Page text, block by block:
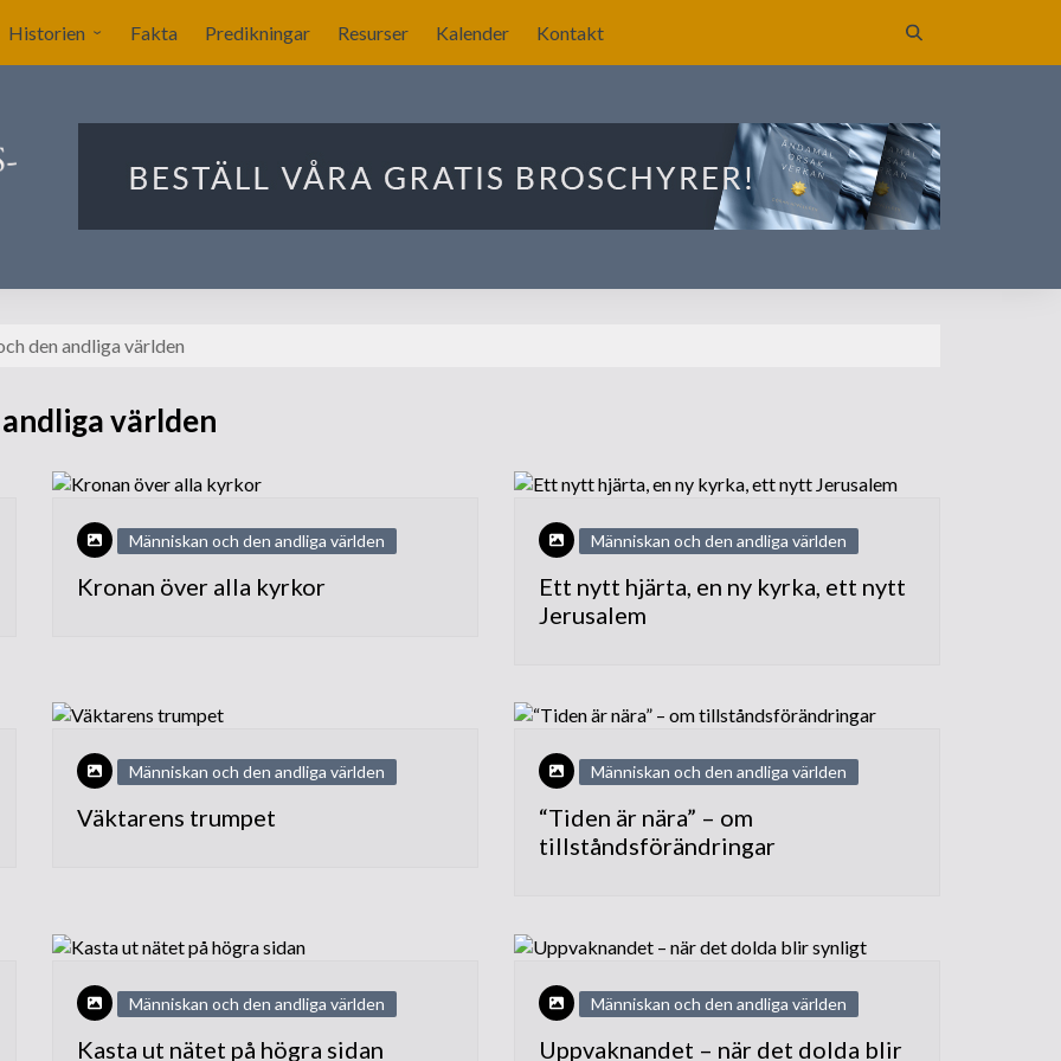
Historien
Sällskapet Nya Kyrkans
Nya försök att komma
Förslag på ritningar till
kyrkan i Stockholm
Ekonomin för
tempelbygget
Grundstenen läggs
Internationella möten
Fakta Predikningar Resurser Kalender Kontakt
den andliga världen
världen
Människan och den andliga världen
Kronan över alla kyrkor
Människan och den andliga världen
Ett nytt hjärta, en ny kyrka, ett nytt
Jerusalem
Människan och den andliga världen
Väktarens trumpet
Människan och den andliga världen
“Tiden är nära” – om
tillståndsförändringar
Människan och den andliga världen
Kasta ut nätet på högra sidan
Människan och den andliga världen
Uppvaknandet – när det dolda blir